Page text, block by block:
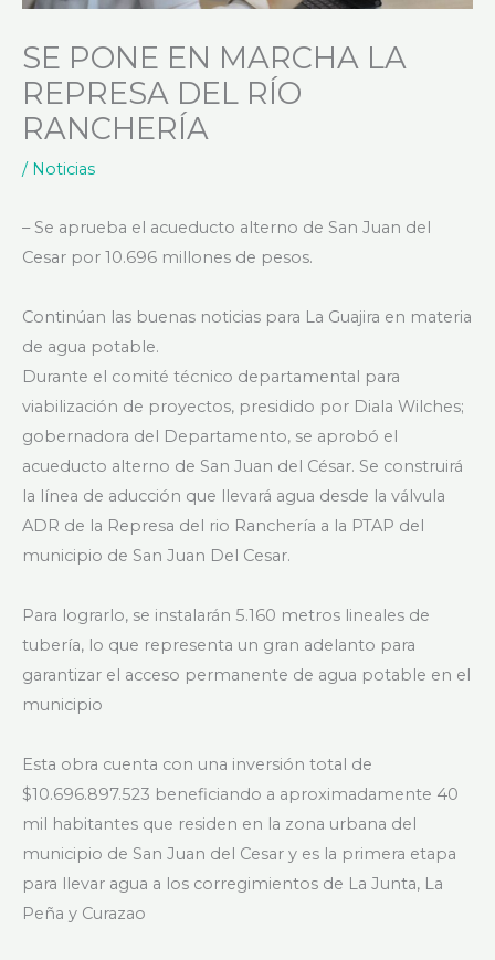
SE PONE EN MARCHA LA
REPRESA DEL RÍO
RANCHERÍA
/ Noticias
– Se aprueba el acueducto alterno de San Juan del
Cesar por 10.696 millones de pesos.
Continúan las buenas noticias para La Guajira en materia
de agua potable.
Durante el comité técnico departamental para
viabilización de proyectos, presidido por Diala Wilches;
gobernadora del Departamento, se aprobó el
acueducto alterno de San Juan del César. Se construirá
la línea de aducción que llevará agua desde la válvula
ADR de la Represa del rio Ranchería a la PTAP del
municipio de San Juan Del Cesar.
Para lograrlo, se instalarán 5.160 metros lineales de
tubería, lo que representa un gran adelanto para
garantizar el acceso permanente de agua potable en el
municipio
Esta obra cuenta con una inversión total de
$10.696.897.523 beneficiando a aproximadamente 40
mil habitantes que residen en la zona urbana del
municipio de San Juan del Cesar y es la primera etapa
para llevar agua a los corregimientos de La Junta, La
Peña y Curazao